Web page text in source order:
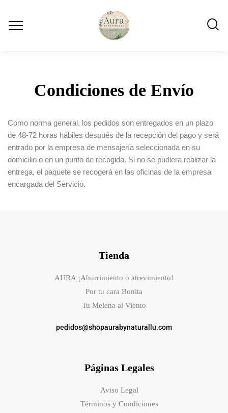
Condiciones de Envío
Como norma general, los pedidos son entregados en un plazo
de 48-72 horas hábiles después de la recepción del pago y será
entrado por la empresa de mensajería seleccionada en su
domicilio o en un punto de recogida. Si no se pudiera realizar la
entrega, el paquete se recogerá en las oficinas de la empresa
encargada del Servicio.
Tienda
AURA ¡Aburrimiento o atrevimiento!
Por tu cara Bonita
Tu Melena al Viento
pedidos@shopaurabynaturallu.com
Páginas Legales
Aviso Legal
Términos y Condiciones